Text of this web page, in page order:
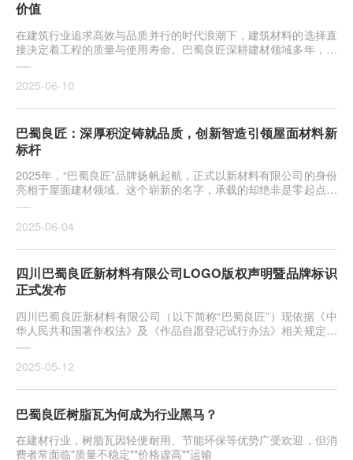
价值
在建筑行业追求高效与品质并行的时代浪潮下，建筑材料的选择直
接决定着工程的质量与使用寿命。巴蜀良匠深耕建材领域多年，以
ASA
2025-06-10
巴蜀良匠：深厚积淀铸就品质，创新智造引领屋面材料新
标杆
2025年，“巴蜀良匠”品牌扬帆起航，正式以新材料有限公司的身份
亮相于屋面建材领域。这个崭新的名字，承载的却绝非是零起点的
新
2025-06-04
​​四川巴蜀良匠新材料有限公司LOGO版权声明暨品牌标识
正式发布​
四川巴蜀良匠新材料有限公司（以下简称“巴蜀良匠”）现依据《中
华人民共和国著作权法》及《作品自愿登记试行办法》相关规定，
对
2025-05-12
巴蜀良匠树脂瓦为何成为行业黑马？
在建材行业，树脂瓦因轻便耐用、节能环保等优势广受欢迎，但消
费者常面临"质量不稳定""价格虚高""运输